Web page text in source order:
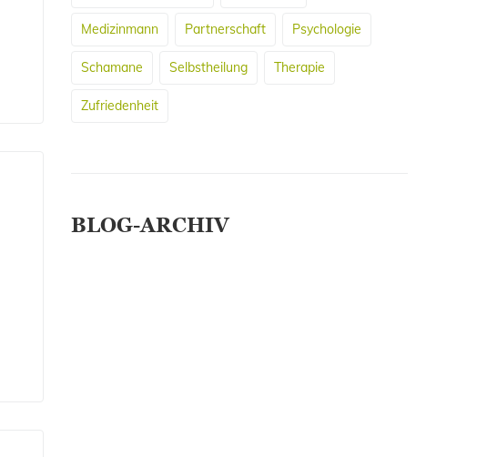
Medizinmann Partnerschaft Psychologie
Schamane Selbstheilung Therapie
Zufriedenheit
BLOG-ARCHIV